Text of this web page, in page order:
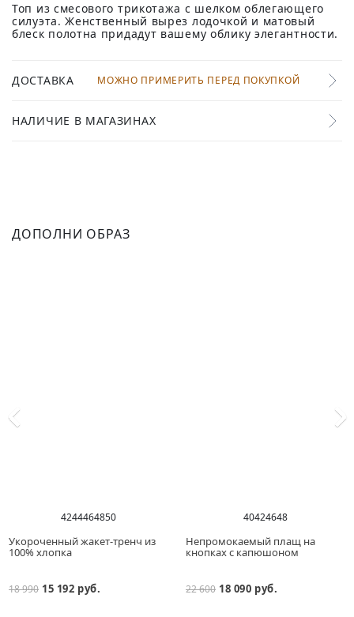
Топ из смесового трикотажа с шелком облегающего
силуэта. Женственный вырез лодочкой и матовый
блеск полотна придадут вашему облику элегантности.
ДОСТАВКА МОЖНО ПРИМЕРИТЬ ПЕРЕД ПОКУПКОЙ
НАЛИЧИЕ В МАГАЗИНАХ
ДОПОЛНИ ОБРАЗ
4244464850
Укороченный жакет-тренч из
100% хлопка
18 990 15 192 руб.
40424648
Непромокаемый плащ на
кнопках с капюшоном
22 600 18 090 руб.